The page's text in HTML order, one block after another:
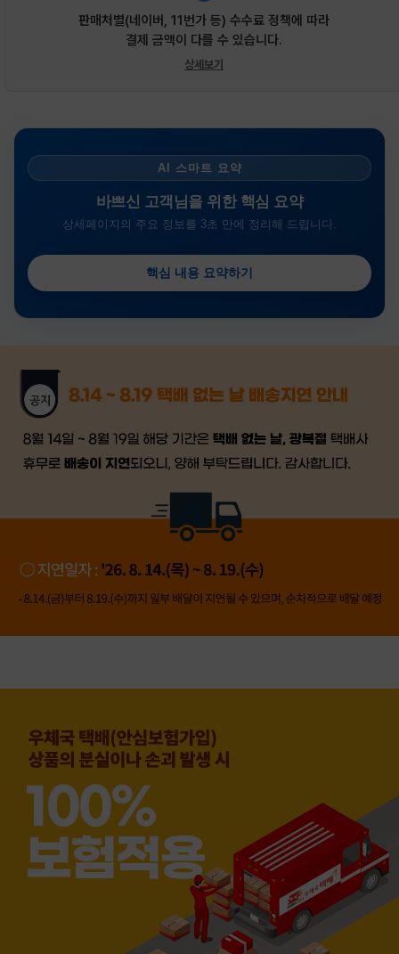
판매처별(네이버, 11번가 등) 수수료 정책에 따라
결제 금액이 다를 수 있습니다.
상세보기
AI 스마트 요약
바쁘신 고객님을 위한 핵심 요약
상세페이지의 주요 정보를 3초 만에 정리해 드립니다.
핵심 내용 요약하기
배송